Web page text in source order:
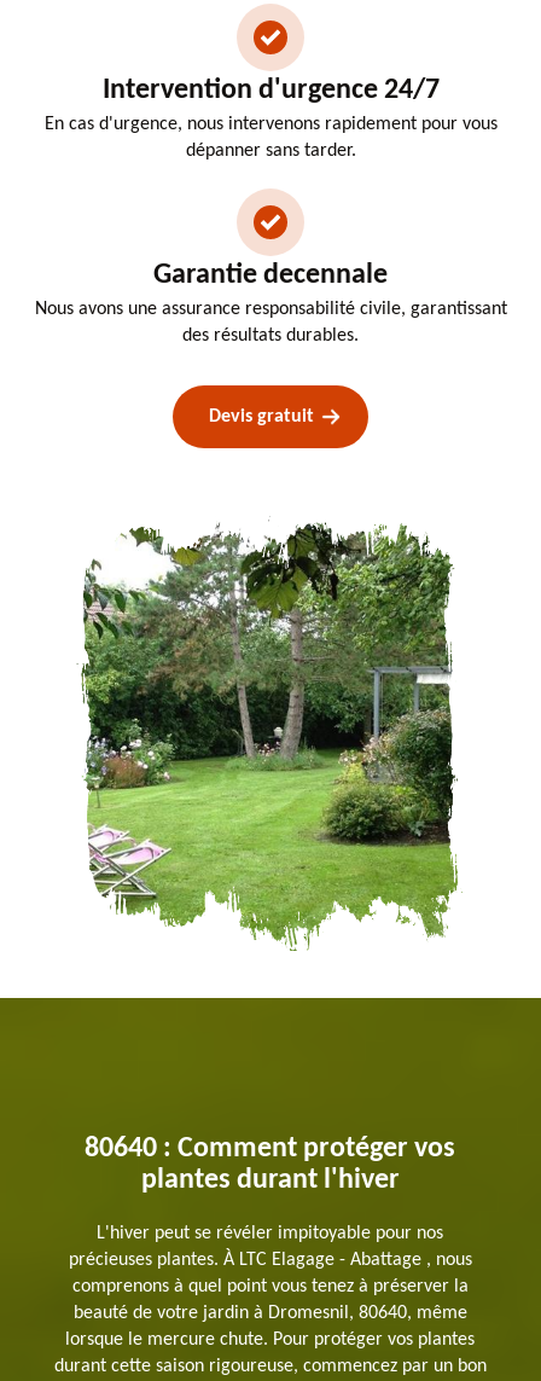
Intervention d'urgence 24/7
En cas d'urgence, nous intervenons rapidement pour vous
dépanner sans tarder.
Garantie decennale
Nous avons une assurance responsabilité civile, garantissant
des résultats durables.
Devis gratuit
80640 : Comment protéger vos
plantes durant l'hiver
L'hiver peut se révéler impitoyable pour nos
précieuses plantes. À LTC Elagage - Abattage , nous
comprenons à quel point vous tenez à préserver la
beauté de votre jardin à Dromesnil, 80640, même
lorsque le mercure chute. Pour protéger vos plantes
durant cette saison rigoureuse, commencez par un bon